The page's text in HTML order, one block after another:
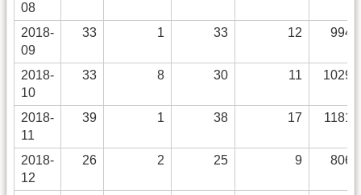
08
2018-
09
33 1 33 12 994
2018-
10
33 8 30 11 1029
2018-
11
39 1 38 17 1181
2018-
12
26 2 25 9 806